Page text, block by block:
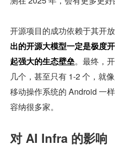
开源项目的成功依赖于其开
出的开源大模型一定是极度
起强大的生态壁垒。最终，
几个，甚至只有 1-2 个，就
移动操作系统的 Android 一
容纳很多家。
对 AI Infra 的影响